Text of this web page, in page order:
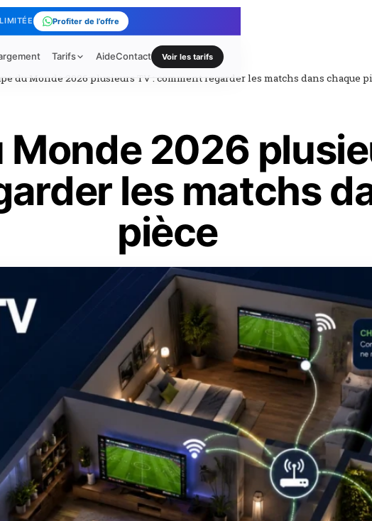
Profiter de l’offre
Tarifs AideContact Voir les tarifs
du Monde 2026 plusieurs TV : comment regarder les matchs dans chaque
Monde 2026
les matchs
pièce